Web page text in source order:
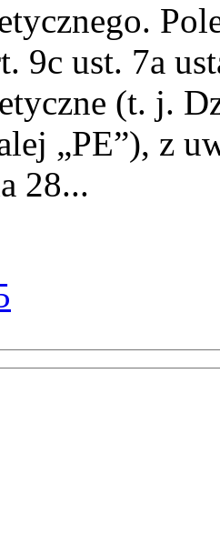
9c ust. 7a
(t. j.
„PE”), z
28...